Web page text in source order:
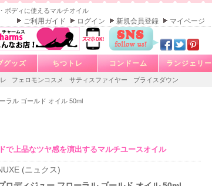
ボディに使えるマルチオイル
ご利用ガイド ログイン 新規会員登録 マイページ
グッズ ちつトレ コンドーム ランジェリー
フェロモンコスメ サティスファイヤー プライスダウン
ラル ゴールド オイル 50ml
で上品なツヤ感を演出するマルチユースオイル
(ニュクス)